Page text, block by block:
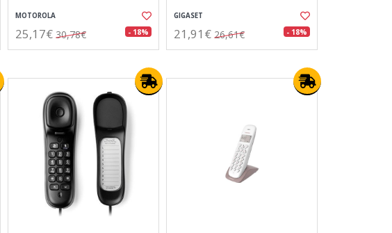
MOTOROLA
25,17€ 30,78€ - 18%
GIGASET
21,91€ 26,61€ - 18%